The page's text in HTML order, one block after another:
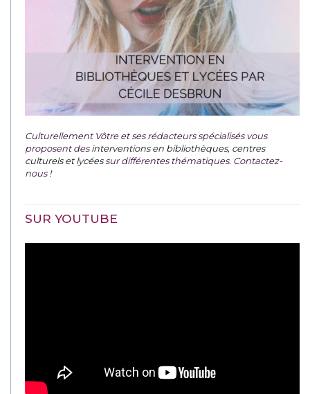
Culturellement Vôtre et ses rédacteurs spécialisés vous
proposent desinterventions en bibliothèques, centres
culturels et lycéessur différentes thématiques. Contactez-
nous !
SUR YOUTUBE